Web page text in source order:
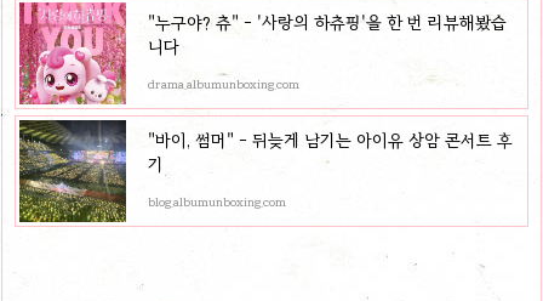
"누구야? 츄" - '사랑의 하츄핑'을 한 번 리뷰해봤습
니다
drama.albumunboxing.com
"바이, 썸머" - 뒤늦게 남기는 아이유 상암 콘서트 후
기
blog.albumunboxing.com